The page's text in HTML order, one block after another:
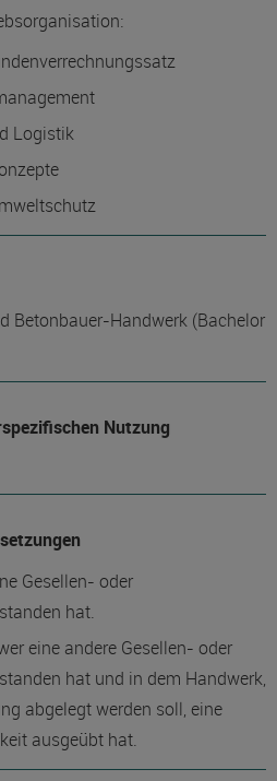
Logistik
Betonbauer-Handwerk (Bachelor
Nutzung
Gesellen- oder
hat.
eine andere Gesellen- oder
hat und in dem Handwerk,
abgelegt werden soll, eine
ausgeübt hat.